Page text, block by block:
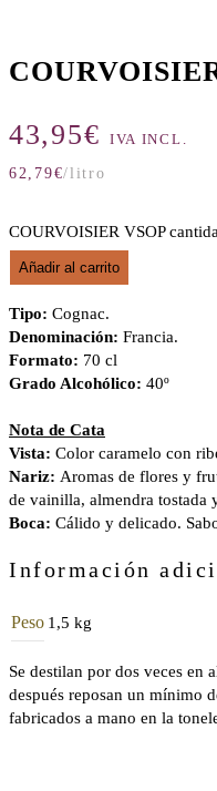
43,95€ IVA INCL.
62,79€/litro
COURVOISIER VSOP
Añadir al carrito
Tipo: Cognac.
Denominación: Francia.
Formato: 70 cl
Grado Alcohólico: 40º
Nota de Cata
Vista: Color caramelo con
Nariz: Aromas de flores y
de vainilla, almendra tostada
Boca: Cálido y delicado.
Información
Peso 1,5 kg
Se destilan por dos veces en
después reposan un mínimo
fabricados a mano en la